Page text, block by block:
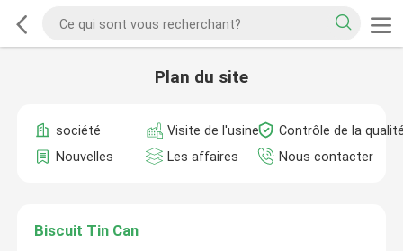
Plan du site
société Visite de l'usine
Contrôle de la
Nouvelles
Les affaires Nous contacter
Biscuit Tin Can